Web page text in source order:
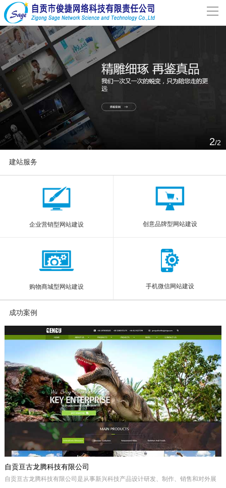
导
网站首页
关于我们
解决方案
新闻动态
2/2
建站服务
企业营销型网站建设 创意品牌型网站建设
购物商城型网站建设 手机微信网站建设
成功案例
More
自贡亘古龙腾科技有限公司
自贡亘古龙腾科技有限公司是从事新兴科技产品设计研发、制作、销售和对外展